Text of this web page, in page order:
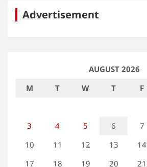
Advertisement
AUGUST 2026
M
T W T F
3
4 5 6 7
10
11 12 13 14
17
18 19 20 21